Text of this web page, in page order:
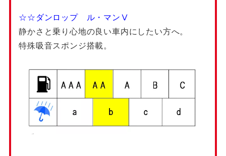
☆☆ダンロップ ル・マンⅤ
静かさと乗り心地の良い車内にしたい方へ。
特殊吸音スポンジ搭載。